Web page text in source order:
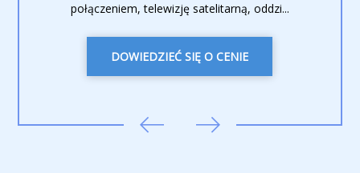
połączeniem, telewizję satelitarną, oddzi...
DOWIEDZIEĆ SIĘ O CENIE